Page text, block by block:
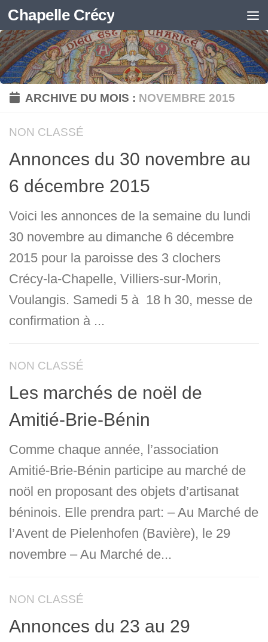
Skip to content
Chapelle Crécy
ARCHIVE DU MOIS : NOVEMBRE 2015
NON CLASSÉ
Annonces du 30 novembre au
6 décembre 2015
Voici les annonces de la semaine du lundi
30 novembre au dimanche 6 décembre
2015 pour la paroisse des 3 clochers
Crécy-la-Chapelle, Villiers-sur-Morin,
Voulangis. Samedi 5 à 18 h 30, messe de
confirmation à ...
NON CLASSÉ
Les marchés de noël de
Amitié-Brie-Bénin
Comme chaque année, l’association
Amitié-Brie-Bénin participe au marché de
noöl en proposant des objets d’artisanat
béninois. Elle prendra part: – Au Marché de
l’Avent de Pielenhofen (Bavière), le 29
novembre – Au Marché de...
NON CLASSÉ
Annonces du 23 au 29